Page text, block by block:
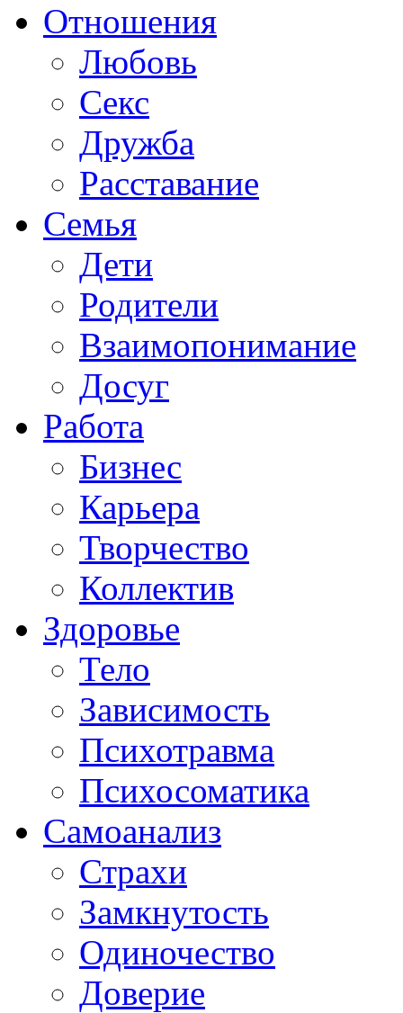
Отношения
Любовь
Секс
Дружба
Расставание
Семья
Дети
Родители
Взаимопонимание
Досуг
Работа
Бизнес
Карьера
Творчество
Коллектив
Здоровье
Тело
Зависимость
Психотравма
Психосоматика
Самоанализ
Страхи
Замкнутость
Одиночество
Доверие